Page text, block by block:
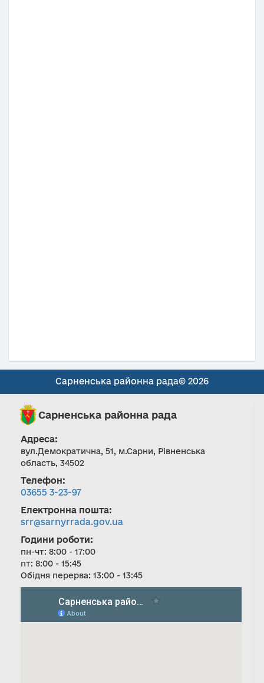
Сарненська районна рада© 2026
Сарненська районна рада
Адреса:
вул.Демократична, 51, м.Сарни, Рівненська
область, 34502
Телефон:
03655 3-23-97
Електронна пошта:
srr@sarnyrrada.gov.ua
Години роботи:
пн-чт: 8:00 - 17:00
пт: 8:00 - 15:45
Обідня перерва: 13:00 - 13:45